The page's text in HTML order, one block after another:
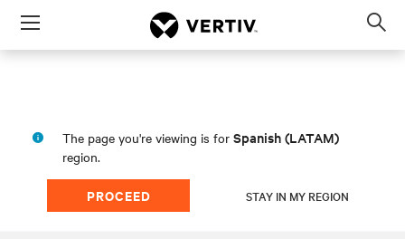
Menu
The page you're viewing is for Spanish (LATAM)
region.
PROCEED STAY IN MY REGION